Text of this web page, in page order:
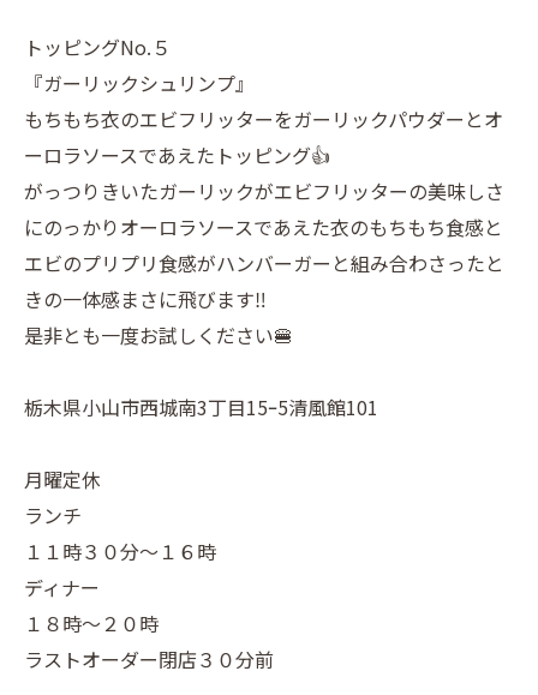
トッピングNo.５
『ガーリックシュリンプ』
もちもち衣のエビフリッターをガーリックパウダーとオ
ーロラソースであえたトッピング👍
がっつりきいたガーリックがエビフリッターの美味しさ
にのっかりオーロラソースであえた衣のもちもち食感と
エビのプリプリ食感がハンバーガーと組み合わさったと
きの一体感まさに飛びます‼️
是非とも一度お試しください🍔
栃木県小山市西城南3丁目15ｰ5清風館101
月曜定休
ランチ
１１時３０分～１６時
ディナー
１８時～２０時
ラストオーダー閉店３０分前